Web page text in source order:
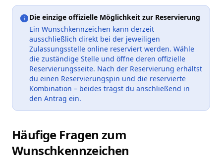
Die einzige offizielle Möglichkeit zur Reservierung
Ein Wunschkennzeichen kann derzeit
ausschließlich direkt bei der jeweiligen
Zulassungsstelle online reserviert werden. Wähle
die zuständige Stelle und öffne deren offizielle
Reservierungsseite. Nach der Reservierung erhältst
du einen Reservierungspin und die reservierte
Kombination – beides trägst du anschließend in
den Antrag ein.
Häufige Fragen zum
Wunschkennzeichen